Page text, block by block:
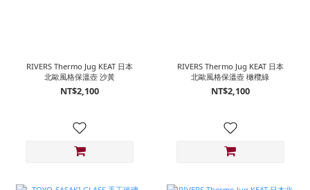
RIVERS Thermo Jug KEAT 日本
北歐風格保溫壺 沙黃
NT$2,100
RIVERS Thermo Jug KEAT 日本
北歐風格保溫壺 橄欖綠
NT$2,100